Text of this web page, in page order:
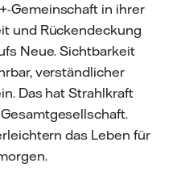
Gemeinschaft in ihrer
und Rückendeckung
Neue. Sichtbarkeit
verständlicher
Das hat Strahlkraft
das Leben für